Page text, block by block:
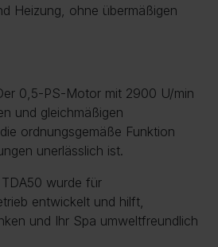
Heizung, ohne übermäßigen
0,5-PS-Motor mit 2900 U/min
und gleichmäßigen
ordnungsgemäße Funktion
unerlässlich ist.
wurde für
entwickelt und hilft,
und Ihr Spa umweltfreundlich